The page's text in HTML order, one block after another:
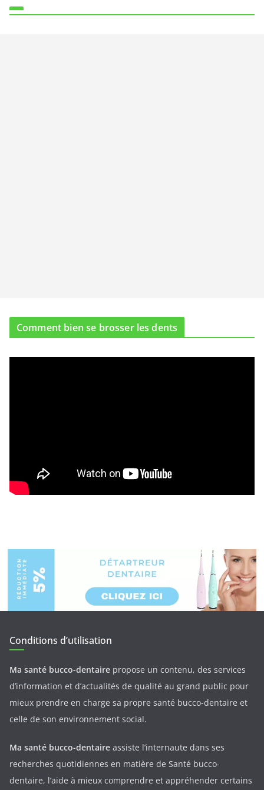
Comment bien se brosser les dents
Conditions d’utilisation
Ma santé bucco-dentaire propose un contenu, des services
d’information et d’actualités de qualité au grand public pour
mieux prendre en charge sa propre santé bucco-dentaire et
celle de son environnement social.
Ma santé bucco-dentaire assiste l’internaute dans ses
recherches quotidiennes en matière de Santé bucco-
dentaire, l’aide à mieux comprendre et appréhender certains